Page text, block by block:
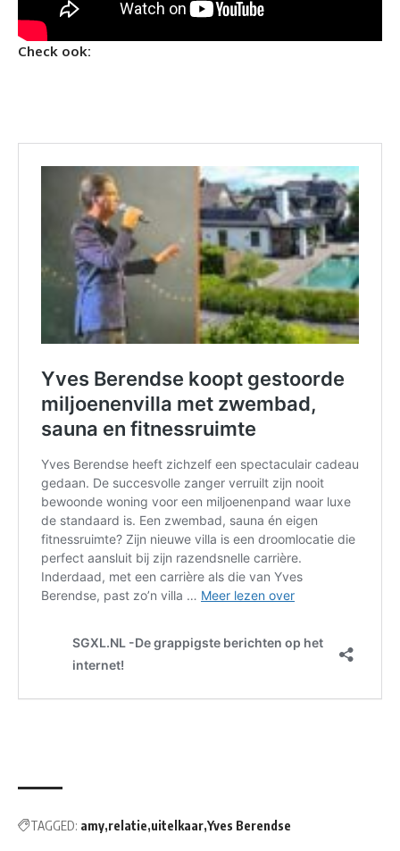
Check ook:
TAGGED: amy relatie uitelkaar Yves Berendse